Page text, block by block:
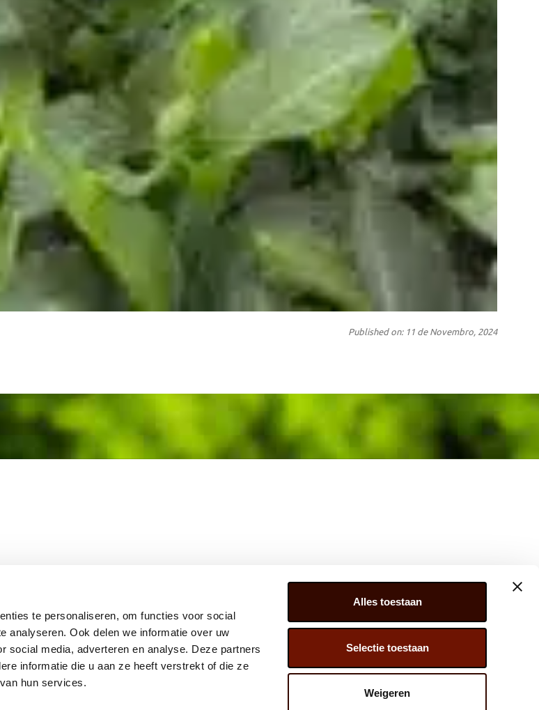
te personaliseren, om functies voor social
analyseren. Ook delen we informatie over uw
social media, adverteren en analyse. Deze partners
informatie die u aan ze heeft verstrekt of die ze
hun services.
Alles toestaan
Selectie toestaan
Weigeren
Published on: 11 de Novembro, 2024
CONTACT
DISCLAIMER
JUPITER 279, 2675 LW, HONSELERSDIJK,
NL